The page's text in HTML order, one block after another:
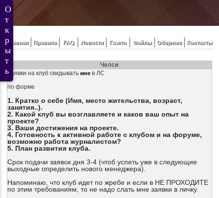
Главная Правила FAQ Новости Газета Файлы Общение Контакты
Челси
Заявки на клуб скидывать мнев ЛС
по форме
1. Кратко о себе (Имя, место жительства, возраст,
занятия..).
2. Какой клуб вы возглавляете и каков ваш опыт на
проекте?
3. Ваши достижения на проекте.
4. Готовность к активной работе с клубом и на форуме,
возможно работа журналистом?
5. План развития клуба.
Срок подачи заявок дня 3-4 (чтоб успеть уже в следующие
выходные определить нового менеджера).
Напоминаю, что клуб идет по жребе и если в НЕ ПРОХОДИТЕ
по этим требованиям, то не надо слать мне заявки в личку.